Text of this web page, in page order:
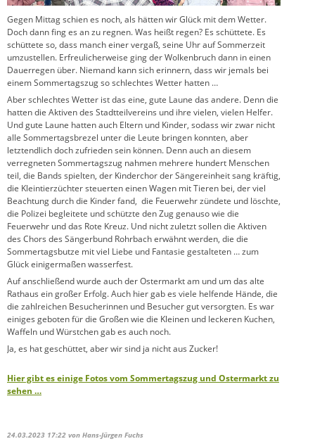
Gegen Mittag schien es noch, als hätten wir Glück mit dem Wetter.
Doch dann fing es an zu regnen. Was heißt regen? Es schüttete. Es
schüttete so, dass manch einer vergaß, seine Uhr auf Sommerzeit
umzustellen. Erfreulicherweise ging der Wolkenbruch dann in einen
Dauerregen über. Niemand kann sich erinnern, dass wir jemals bei
einem Sommertagszug so schlechtes Wetter hatten …
Aber schlechtes Wetter ist das eine, gute Laune das andere. Denn die
hatten die Aktiven des Stadtteilvereins und ihre vielen, vielen Helfer.
Und gute Laune hatten auch Eltern und Kinder, sodass wir zwar nicht
alle Sommertagsbrezel unter die Leute bringen konnten, aber
letztendlich doch zufrieden sein können. Denn auch an diesem
verregneten Sommertagszug nahmen mehrere hundert Menschen
teil, die Bands spielten, der Kinderchor der Sängereinheit sang kräftig,
die Kleintierzüchter steuerten einen Wagen mit Tieren bei, der viel
Beachtung durch die Kinder fand, die Feuerwehr zündete und löschte,
die Polizei begleitete und schützte den Zug genauso wie die
Feuerwehr und das Rote Kreuz. Und nicht zuletzt sollen die Aktiven
des Chors des Sängerbund Rohrbach erwähnt werden, die die
Sommertagsbutze mit viel Liebe und Fantasie gestalteten … zum
Glück einigermaßen wasserfest.
Auf anschließend wurde auch der Ostermarkt am und um das alte
Rathaus ein großer Erfolg. Auch hier gab es viele helfende Hände, die
die zahlreichen Besucherinnen und Besucher gut versorgten. Es war
einiges geboten für die Großen wie die Kleinen und leckeren Kuchen,
Waffeln und Würstchen gab es auch noch.
Ja, es hat geschüttet, aber wir sind ja nicht aus Zucker!
Hier gibt es einige Fotos vom Sommertagszug und Ostermarkt zu
sehen …
24.03.2023 17:22 von Hans-Jürgen Fuchs